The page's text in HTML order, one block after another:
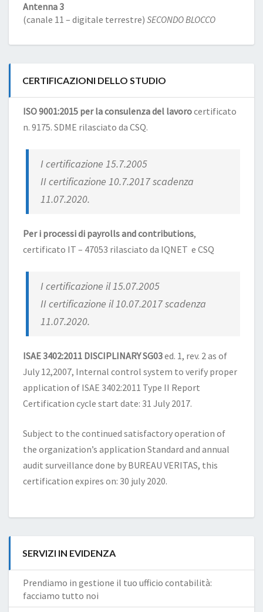
Antenna 3
(canale 11 – digitale terrestre) SECONDO BLOCCO
CERTIFICAZIONI DELLO STUDIO
ISO 9001:2015 per la consulenza del lavorocertificato
n. 9175. SDME rilasciato da CSQ.
I certificazione 15.7.2005
II certificazione 10.7.2017 scadenza
11.07.2020.
Per i processi di payrolls and contributions,
certificato IT – 47053 rilasciato da IQNET e CSQ
I certificazione il 15.07.2005
II certificazione il 10.07.2017 scadenza
11.07.2020.
ISAE 3402:2011 DISCIPLINARY SG03ed. 1, rev. 2 as of
July 12,2007, Internal control system to verify proper
application of ISAE 3402:2011 Type II Report
Certification cycle start date: 31 July 2017.
Subject to the continued satisfactory operation of
the organization’s application Standard and annual
audit surveillance done by BUREAU VERITAS, this
certification expires on: 30 july 2020.
SERVIZI IN EVIDENZA
Prendiamo in gestione il tuo ufficio contabilità:
facciamo tutto noi